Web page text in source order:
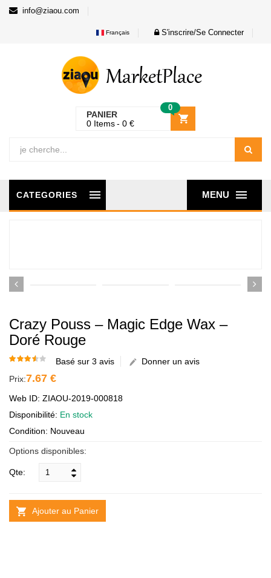
info@ziaou.com
Français S'inscrire/Se Connecter
PANIER
0
0 Items 0 €
MENU
CATEGORIES
Crazy Pouss – Magic Edge Wax –
Doré Rouge
Basé sur 3 avis
Donner un avis
Prix:7.67 €
Web ID: ZIAOU-2019-000818
Disponibilité: En stock
Condition: Nouveau
Options disponibles:
Qte:
Ajouter au Panier